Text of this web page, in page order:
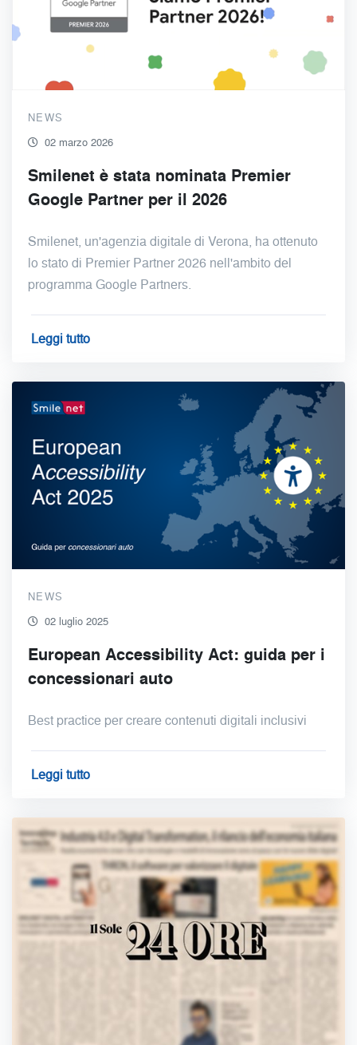
NEWS
02 marzo 2026
Smilenet è stata nominata Premier
Google Partner per il 2026
Smilenet, un'agenzia digitale di Verona, ha ottenuto
lo stato di Premier Partner 2026 nell'ambito del
programma Google Partners.
Leggi tutto
NEWS
02 luglio 2025
European Accessibility Act: guida per i
concessionari auto
Best practice per creare contenuti digitali inclusivi
Leggi tutto